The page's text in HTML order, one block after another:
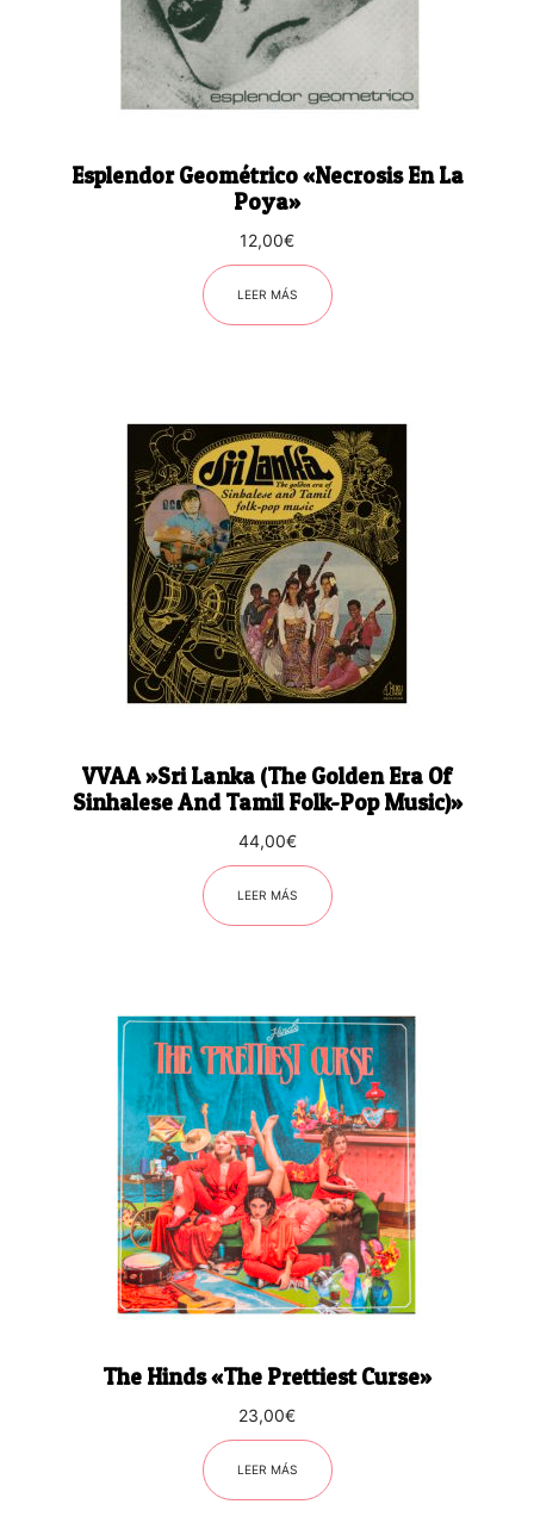
Esplendor Geométrico «Necrosis En La
Poya»
12,00€
LEER MÁS
VVAA ‎»Sri Lanka (The Golden Era Of
Sinhalese And Tamil Folk-Pop Music)»
44,00€
LEER MÁS
The Hinds «The Prettiest Curse»
23,00€
LEER MÁS